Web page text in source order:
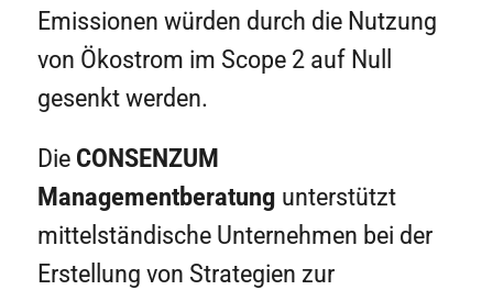
Emissionen würden durch die Nutzung
von Ökostrom im Scope 2 auf Null
gesenkt werden.
Die CONSENZUM
Managementberatung unterstützt
mittelständische Unternehmen bei der
Erstellung von Strategien zur